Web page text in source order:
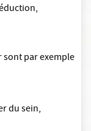
sont par exemple
du sein,